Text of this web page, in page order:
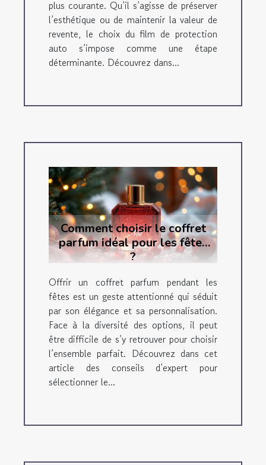
plus courante. Qu’il s’agisse de préserver
l’esthétique ou de maintenir la valeur de
revente, le choix du film de protection
auto s’impose comme une étape
déterminante. Découvrez dans...
Comment choisir le coffret
parfum idéal pour les fêtes
?
Offrir un coffret parfum pendant les
fêtes est un geste attentionné qui séduit
par son élégance et sa personnalisation.
Face à la diversité des options, il peut
être difficile de s’y retrouver pour choisir
l’ensemble parfait. Découvrez dans cet
article des conseils d’expert pour
sélectionner le...